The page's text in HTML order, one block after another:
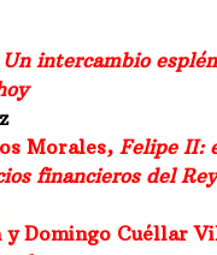
Un intercambio
Morales, Felipe II:
financieros del
y Domingo Cuéllar